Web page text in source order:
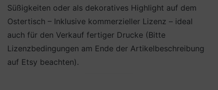
Süßigkeiten oder als dekoratives Highlight auf dem
Ostertisch – Inklusive kommerzieller Lizenz – ideal
auch für den Verkauf fertiger Drucke (Bitte
Lizenzbedingungen am Ende der Artikelbeschreibung
auf Etsy beachten).